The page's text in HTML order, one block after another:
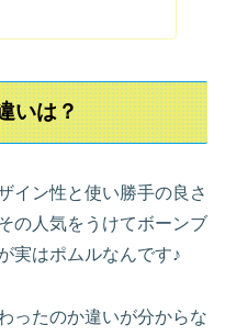
いは？
イン性と使い勝手の良さ
の人気をうけてボーンブ
実はポムルなんです♪
ったのか違いが分からな